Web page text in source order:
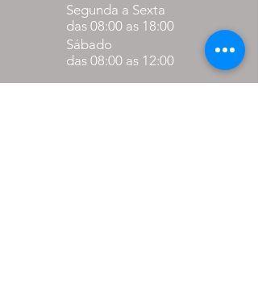
Segunda a Sexta
das 08:00 as 18:00
Sábado
das 08:00 as 12:00